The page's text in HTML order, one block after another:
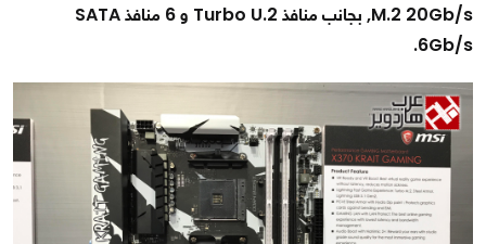
M.2 20Gb/s, بجانب منافذ Turbo U.2 و 6 منافذ SATA
6Gb/s.